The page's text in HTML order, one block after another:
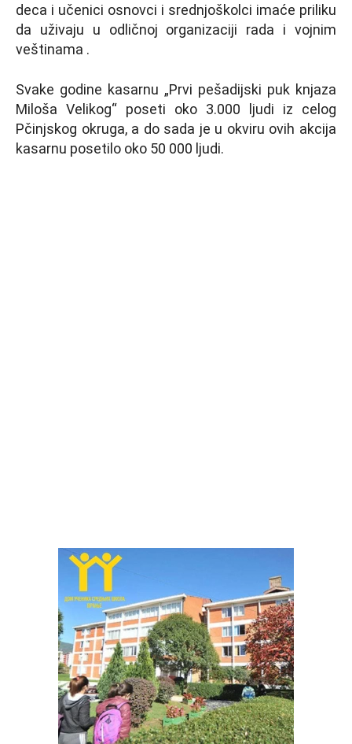
deca i učenici osnovci i srednjoškolci imaće priliku
da uživaju u odličnoj organizaciji rada i vojnim
veštinama .
Svake godine kasarnu „Prvi pešadijski puk knjaza
Miloša Velikog“ poseti oko 3.000 ljudi iz celog
Pčinjskog okruga, a do sada je u okviru ovih akcija
kasarnu posetilo oko 50 000 ljudi.